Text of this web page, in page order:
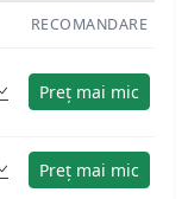
RECOMANDARE
Preț mai mic
Preț mai mic